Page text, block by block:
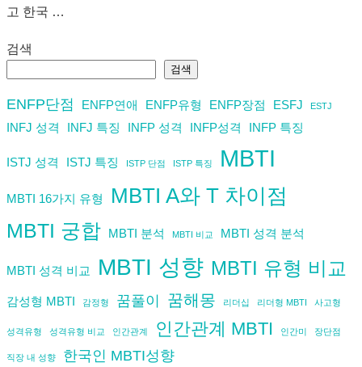
고 한국 …
검색
검색
ENFP단점 ENFP연애 ENFP유형 ENFP장점 ESFJ ESTJ
INFJ 성격 INFJ 특징 INFP 성격 INFP성격 INFP 특징
ISTJ 성격 ISTJ 특징 ISTP 단점 ISTP 특징 MBTI
MBTI 16가지 유형 MBTI A와 T 차이점
MBTI 궁합 MBTI 분석 MBTI 비교 MBTI 성격 분석
MBTI 성격 비교 MBTI 성향 MBTI 유형 비교
감성형 MBTI 감정형 꿈풀이 꿈해몽 리더십 리더형 MBTI 사고형
성격유형 성격유형 비교 인간관계 인간관계 MBTI 인간미 장단점
직장 내 성향 한국인 MBTI성향